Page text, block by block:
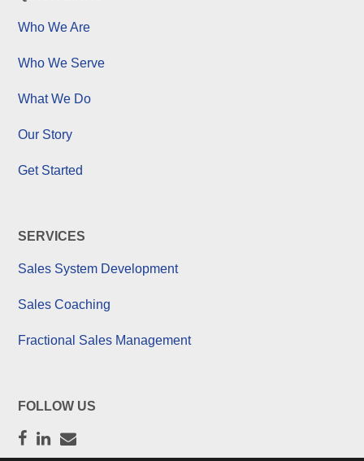
Who We Are
Who We Serve
What We Do
Our Story
Get Started
SERVICES
Sales System Development
Sales Coaching
Fractional Sales Management
FOLLOW US